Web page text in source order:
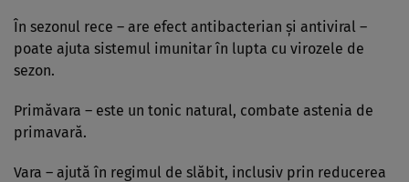
În sezonul rece – are efect antibacterian şi antiviral –
poate ajuta sistemul imunitar în lupta cu virozele de
sezon.
Primăvara – este un tonic natural, combate astenia de
primavară.
Vara – ajută în regimul de slăbit, inclusiv prin reducerea